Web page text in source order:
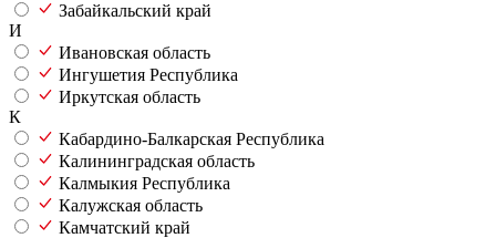
Забайкальский край
И
Ивановская область
Ингушетия Республика
Иркутская область
К
Кабардино-Балкарская Республика
Калининградская область
Калмыкия Республика
Калужская область
Камчатский край